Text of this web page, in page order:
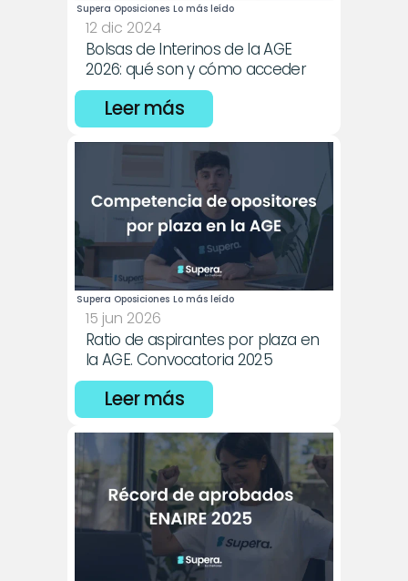
Supera Oposiciones Lo más leído
12 dic 2024
Bolsas de Interinos de la AGE
2026: qué son y cómo acceder
Leer más
Supera Oposiciones Lo más leído
15 jun 2026
Ratio de aspirantes por plaza en
la AGE. Convocatoria 2025
Leer más